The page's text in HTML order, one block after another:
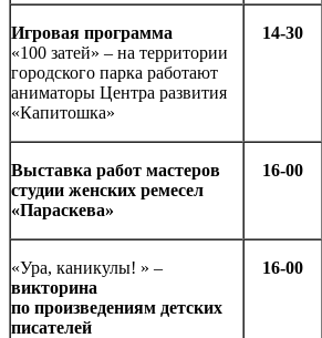
Игровая программа
«100 затей» – на территории
городского парка работают
аниматоры Центра развития
«Капитошка»
14-30
Выставка работ мастеров
студии женских ремесел
«Параскева»
16-00
«Ура, каникулы! » –
викторина
по произведениям детских
писателей
16-00